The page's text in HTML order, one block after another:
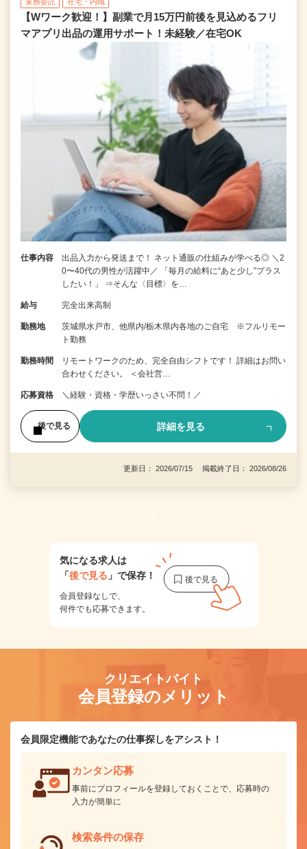
【Wワーク歓迎！】副業で月15万円前後を見込めるフリ
マアプリ出品の運用サポート！未経験／在宅OK
仕事内容
出品入力から発送まで！ ネット通販の仕組みが学べる◎ ＼2
0〜40代の男性が活躍中／ 「毎月の給料に“あと少し”プラス
したい！」 ⇒そんな〈目標〉を…
給与 完全出来高制
勤務地
茨城県水戸市、他県内/栃木県内各地のご自宅 ※フルリモー
ト勤務
勤務時間
リモートワークのため、完全自由シフトです！ 詳細はお問い
合わせください。 ＜会社営…
応募資格 ＼経験・資格・学歴いっさい不問！／
後で見る 詳細を見る
更新日： 2026/07/15 掲載終了日： 2026/08/26
1
気になる求人は
「後で見る 」で保存！
会員登録なしで、
何件でも応募できます。
クリエイトバイト
会員登録のメリット
会員限定機能であなたの仕事探しをアシスト！
カンタン応募
事前にプロフィールを登録しておくことで、応募時の
入力が簡単に
検索条件の保存